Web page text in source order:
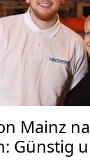
Mainz
Günstig